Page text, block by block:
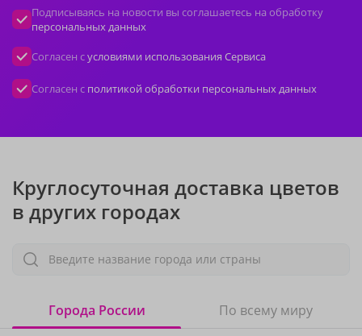
Подписываясь на новости вы соглашаетесь на обработку
персональных данных
Согласен сусловиями использования Сервиса
Согласен с политикой обработки персональных данных
Круглосуточная доставка цветов
в других городах
Введите название города или страны
Города России По всему миру